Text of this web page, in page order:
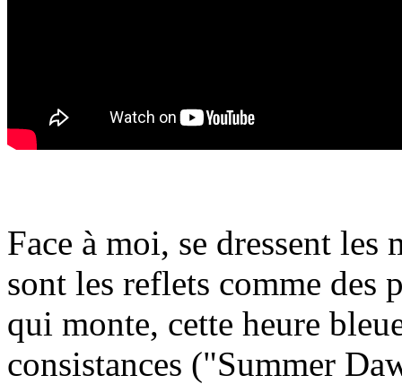
Face à moi, se dressent
sont les reflets comme des
qui monte, cette heure
consistances ("Summer